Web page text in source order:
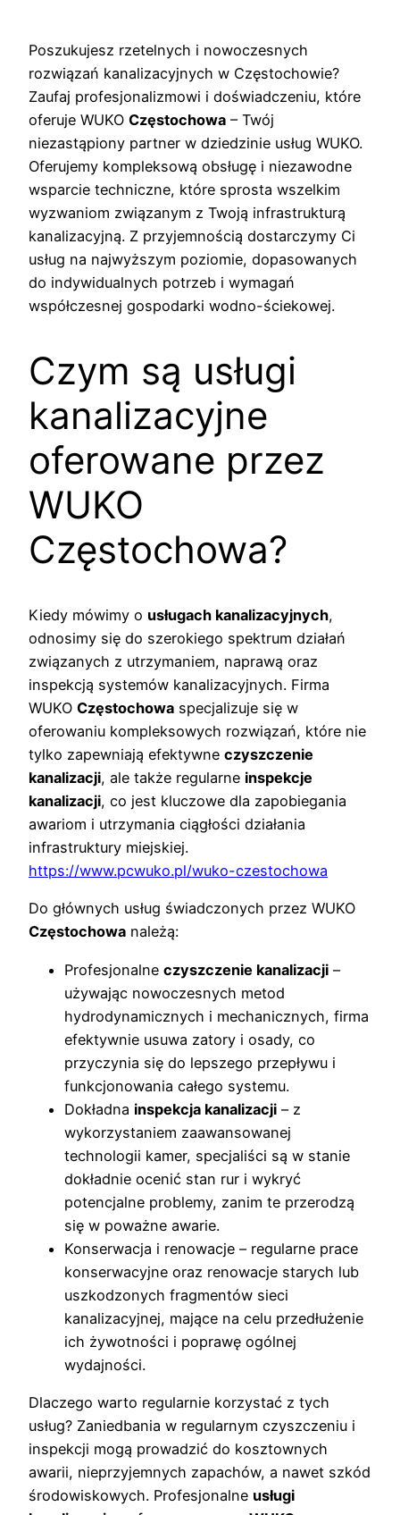
Poszukujesz rzetelnych i nowoczesnych
rozwiązań kanalizacyjnych w Częstochowie?
Zaufaj profesjonalizmowi i doświadczeniu, które
oferuje WUKO Częstochowa – Twój
niezastąpiony partner w dziedzinie usług WUKO.
Oferujemy kompleksową obsługę i niezawodne
wsparcie techniczne, które sprosta wszelkim
wyzwaniom związanym z Twoją infrastrukturą
kanalizacyjną. Z przyjemnością dostarczymy Ci
usług na najwyższym poziomie, dopasowanych
do indywidualnych potrzeb i wymagań
współczesnej gospodarki wodno-ściekowej.
Czym są usługi
kanalizacyjne
oferowane przez
WUKO
Częstochowa?
Kiedy mówimy o usługach kanalizacyjnych,
odnosimy się do szerokiego spektrum działań
związanych z utrzymaniem, naprawą oraz
inspekcją systemów kanalizacyjnych. Firma
WUKO Częstochowa specjalizuje się w
oferowaniu kompleksowych rozwiązań, które nie
tylko zapewniają efektywne czyszczenie
kanalizacji, ale także regularne inspekcje
kanalizacji, co jest kluczowe dla zapobiegania
awariom i utrzymania ciągłości działania
infrastruktury miejskiej.
https://www.pcwuko.pl/wuko-czestochowa
Do głównych usług świadczonych przez WUKO
Częstochowa należą:
Profesjonalne czyszczenie kanalizacji –
używając nowoczesnych metod
hydrodynamicznych i mechanicznych, firma
efektywnie usuwa zatory i osady, co
przyczynia się do lepszego przepływu i
funkcjonowania całego systemu.
Dokładna inspekcja kanalizacji – z
wykorzystaniem zaawansowanej
technologii kamer, specjaliści są w stanie
dokładnie ocenić stan rur i wykryć
potencjalne problemy, zanim te przerodzą
się w poważne awarie.
Konserwacja i renowacje – regularne prace
konserwacyjne oraz renowacje starych lub
uszkodzonych fragmentów sieci
kanalizacyjnej, mające na celu przedłużenie
ich żywotności i poprawę ogólnej
wydajności.
Dlaczego warto regularnie korzystać z tych
usług? Zaniedbania w regularnym czyszczeniu i
inspekcji mogą prowadzić do kosztownych
awarii, nieprzyjemnych zapachów, a nawet szkód
środowiskowych. Profesjonalne usługi